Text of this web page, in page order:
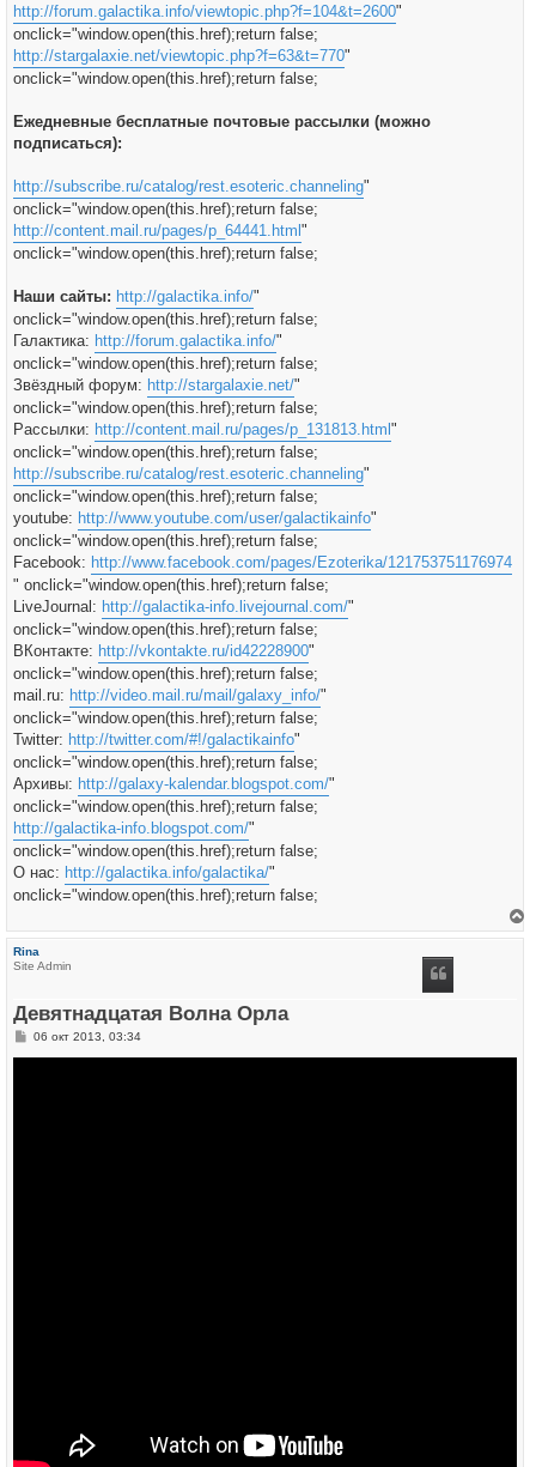
http://forum.galactika.info/viewtopic.php?f=104&t=2600"
onclick="window.open(this.href);return false;
http://stargalaxie.net/viewtopic.php?f=63&t=770"
onclick="window.open(this.href);return false;
Ежедневные бесплатные почтовые рассылки (можно
подписаться):
http://subscribe.ru/catalog/rest.esoteric.channeling"
onclick="window.open(this.href);return false;
http://content.mail.ru/pages/p_64441.html "
onclick="window.open(this.href);return false;
Наши сайты: http://galactika.info/"
onclick="window.open(this.href);return false;
Галактика: http://forum.galactika.info/"
onclick="window.open(this.href);return false;
Звёздный форум: http://stargalaxie.net/"
onclick="window.open(this.href);return false;
Рассылки: http://content.mail.ru/pages/p_131813.html "
onclick="window.open(this.href);return false;
http://subscribe.ru/catalog/rest.esoteric.channeling"
onclick="window.open(this.href);return false;
youtube: http://www.youtube.com/user/galactikainfo"
onclick="window.open(this.href);return false;
Facebook: http://www.facebook.com/pages/Ezoterika/121753751176974
" onclick="window.open(this.href);return false;
LiveJournal: http://galactika-info.livejournal.com/"
onclick="window.open(this.href);return false;
ВКонтакте: http://vkontakte.ru/id42228900"
onclick="window.open(this.href);return false;
mail.ru: http://video.mail.ru/mail/galaxy_info/"
onclick="window.open(this.href);return false;
Twitter: http://twitter.com/#!/galactikainfo"
onclick="window.open(this.href);return false;
Архивы: http://galaxy-kalendar.blogspot.com/"
onclick="window.open(this.href);return false;
http://galactika-info.blogspot.com/"
onclick="window.open(this.href);return false;
О нас: http://galactika.info/galactika/"
onclick="window.open(this.href);return false;
Rina
Site Admin
Девятнадцатая Волна Орла
С06 окт 2013, 03:34